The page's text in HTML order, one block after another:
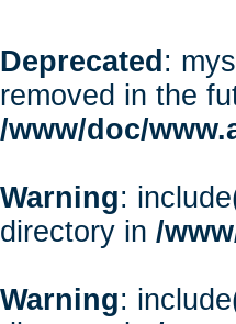
Deprecated :
removed in the
/www/doc/
Warning:
directory in /
Warning: